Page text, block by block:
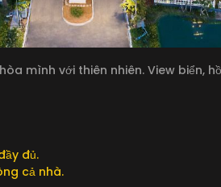
mình với thiên nhiên. View biển,
đủ.
cả nhà.